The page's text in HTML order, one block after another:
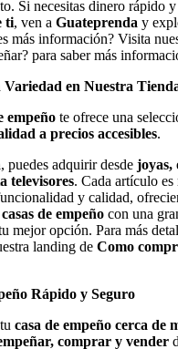
Si necesitas dinero rápido y
ti, ven a Guateprenda y
más información? Visita
para saber más
en Nuestra
empeño te ofrece una
a precios accesibles.
, puedes adquirir desde joyas,
televisores. Cada artículo
y calidad,
casas de empeño con una
mejor opción. Para más
landing de Como
Rápido y Seguro
casa de empeño cerca de
comprar y vender